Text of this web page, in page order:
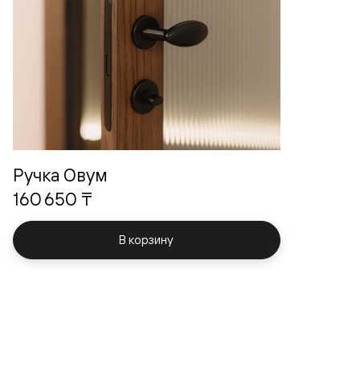
Ручка Овум
160 650 ₸
В корзину